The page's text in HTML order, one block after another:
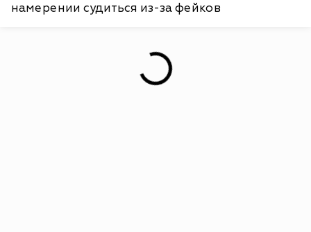
намерении судиться из-за фейков